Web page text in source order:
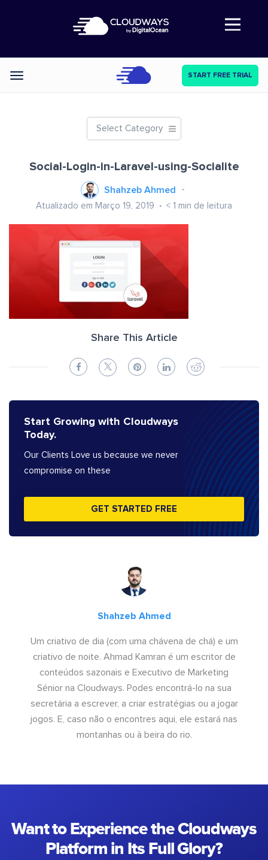
Abre a navegação
Categories START FREE TRIAL
Select Category
Social-Login-in-Laravel-using-Socialite
Shahzeb Ahmed
Atualizado em Março 19, 2019 < 1 min de leitura
Share This Article
Start Growing with Cloudways
Today.
Our Clients Love us because we never
compromise on these
GET STARTED FREE
Shahzeb Ahmed
Um criativo de dia (com uma chávena de chá) e um
criativo de noite. Ahmad Kamran é um escritor de
conteúdos sazonais e Executivo de Marketing
Sénior na Cloudways. Podes encontrá-lo na sua
secretária a escrever, a criar estratégias ou a jogar
jogos. E, caso não o encontres aqui, ele estará nas
montanhas ou à beira do rio.
Want to Experience the Cloudways
Platform in Its Full Glory?